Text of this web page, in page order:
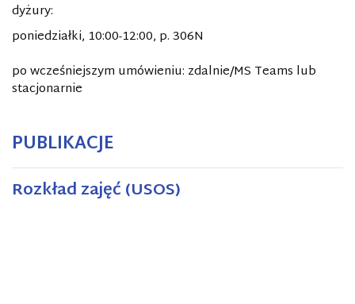
dyżury:
poniedziałki, 10:00-12:00, p. 306N
po wcześniejszym umówieniu: zdalnie/MS Teams lub
stacjonarnie
PUBLIKACJE
Rozkład zajęć (USOS)